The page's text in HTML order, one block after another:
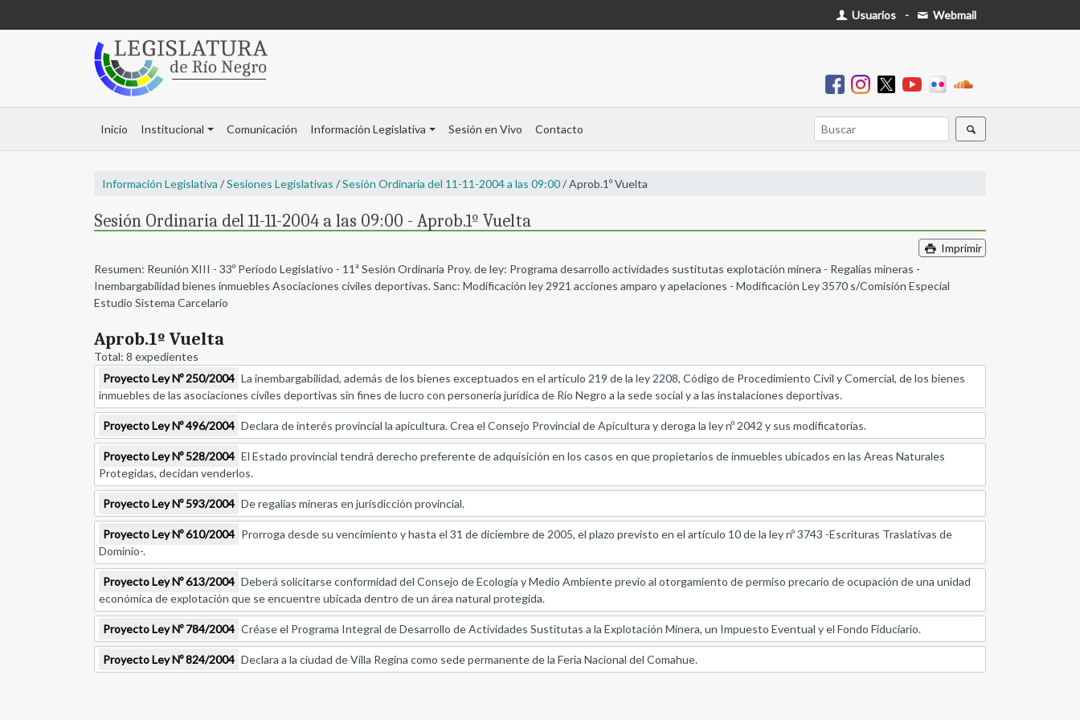
Usuarios - Webmail
Inicio Institucional Comunicación Información Legislativa Sesión en Vivo Contacto
Información Legislativa /Sesiones Legislativas /Sesión Ordinaria del 11-11-2004 a las 09:00/ Aprob.1º Vuelta
Sesión Ordinaria del 11-11-2004 a las 09:00 - Aprob.1º Vuelta
Imprimir
Resumen: Reunión XIII - 33º Período Legislativo - 11ª Sesión Ordinaria Proy. de ley: Programa desarrollo actividades sustitutas explotación minera - Regalías mineras -
Inembargabilidad bienes inmuebles Asociaciones civiles deportivas. Sanc: Modificación ley 2921 acciones amparo y apelaciones - Modificación Ley 3570 s/Comisión Especial
Estudio Sistema Carcelario
Aprob.1º Vuelta
Total: 8 expedientes
Proyecto Ley Nº 250/2004 La inembargabilidad, además de los bienes exceptuados en el artículo 219 de la ley 2208, Código de Procedimiento Civil y Comercial, de los bienes
inmuebles de las asociaciones civiles deportivas sin fines de lucro con personería jurídica de Río Negro a la sede social y a las instalaciones deportivas.
Proyecto Ley Nº 496/2004 Declara de interés provincial la apicultura. Crea el Consejo Provincial de Apicultura y deroga la ley nº 2042 y sus modificatorias.
Proyecto Ley Nº 528/2004 El Estado provincial tendrá derecho preferente de adquisición en los casos en que propietarios de inmuebles ubicados en las Areas Naturales
Protegidas, decidan venderlos.
Proyecto Ley Nº 593/2004 De regalías mineras en jurisdicción provincial.
Proyecto Ley Nº 610/2004 Prorroga desde su vencimiento y hasta el 31 de diciembre de 2005, el plazo previsto en el artículo 10 de la ley nº 3743 -Escrituras Traslativas de
Dominio-.
Proyecto Ley Nº 613/2004 Deberá solicitarse conformidad del Consejo de Ecología y Medio Ambiente previo al otorgamiento de permiso precario de ocupación de una unidad
económica de explotación que se encuentre ubicada dentro de un área natural protegida.
Proyecto Ley Nº 784/2004 Créase el Programa Integral de Desarrollo de Actividades Sustitutas a la Explotación Minera, un Impuesto Eventual y el Fondo Fiduciario.
Proyecto Ley Nº 824/2004 Declara a la ciudad de Villa Regina como sede permanente de la Feria Nacional del Comahue.